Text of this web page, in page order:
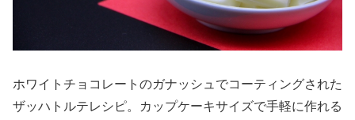
ホワイトチョコレートのガナッシュでコーティングされた
ザッハトルテレシピ。カップケーキサイズで手軽に作れる